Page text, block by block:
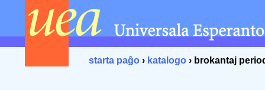
starta paĝo › katalogo › brokantaj